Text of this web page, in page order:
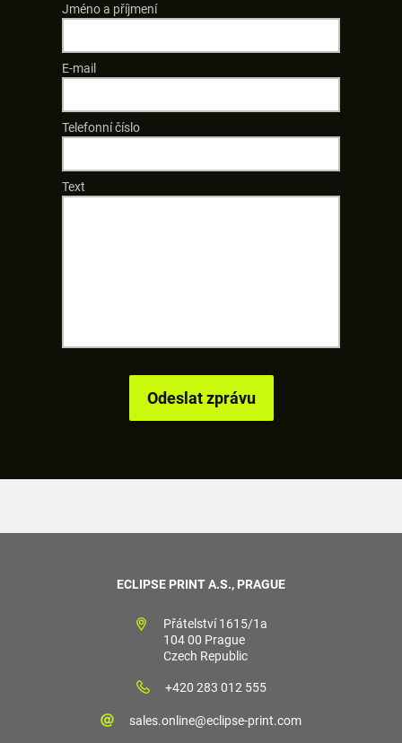
Jméno a příjmení
E-mail
Telefonní číslo
Text
ECLIPSE PRINT A.S., PRAGUE
Přátelství 1615/1a
104 00 Prague
Czech Republic
+420 283 012 555
sales.online@eclipse-print.com